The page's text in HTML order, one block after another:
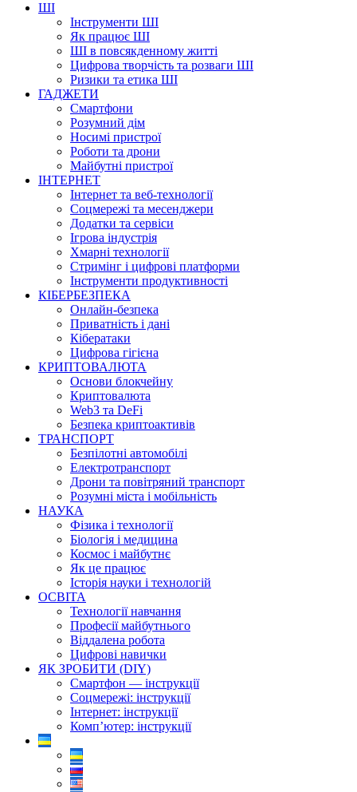
ШІ
Інструменти ШІ
Як працює ШІ
ШІ в повсякденному житті
Цифрова творчість та розваги ШІ
Ризики та етика ШІ
ГАДЖЕТИ
Смартфони
Розумний дім
Носимі пристрої
Роботи та дрони
Майбутні пристрої
ІНТЕРНЕТ
Інтернет та веб-технології
Соцмережі та месенджери
Додатки та сервіси
Ігрова індустрія
Хмарні технології
Стримінг і цифрові платформи
Інструменти продуктивності
КІБЕРБЕЗПЕКА
Онлайн-безпека
Приватність і дані
Кібератаки
Цифрова гігієна
КРИПТОВАЛЮТА
Основи блокчейну
Криптовалюта
Web3 та DeFi
Безпека криптоактивів
ТРАНСПОРТ
Безпілотні автомобілі
Електротранспорт
Дрони та повітряний транспорт
Розумні міста і мобільність
НАУКА
Фізика і технології
Біологія і медицина
Космос і майбутнє
Як це працює
Історія науки і технологій
ОСВІТА
Технології навчання
Професії майбутнього
Віддалена робота
Цифрові навички
ЯК ЗРОБИТИ (DIY)
Смартфон — інструкції
Соцмережі: інструкції
Інтернет: інструкції
Комп’ютер: інструкції